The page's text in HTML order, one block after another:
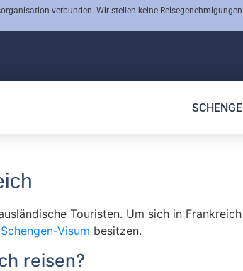
verbunden. Wir stellen keine
Touristen. Um sich in
Schengen-Visum besitzen.
reisen?